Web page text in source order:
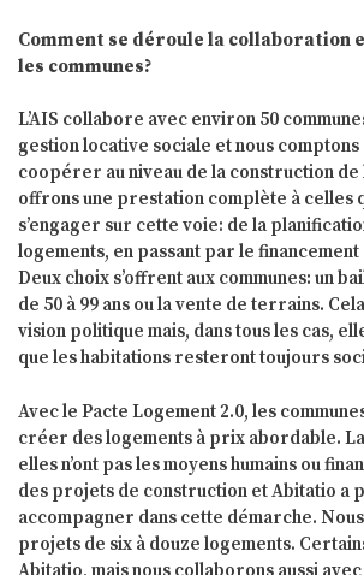
Comment se déroule la collaboration
les communes?
L’AIS collabore avec environ 50
gestion locative sociale et nous
coopérer au niveau de la construction de
offrons une prestation complète à celles
s’engager sur cette voie: de la
logements, en passant par le
Deux choix s’offrent aux communes: un
de 50 à 99 ans ou la vente de terrains.
vision politique mais, dans tous les cas,
que les habitations resteront toujours
Avec le Pacte Logement 2.0, les
créer des logements à prix abordable.
elles n’ont pas les moyens humains ou
des projets de construction et Abitatio a
accompagner dans cette démarche.
projets de six à douze logements.
Abitatio, mais nous collaborons aussi avec